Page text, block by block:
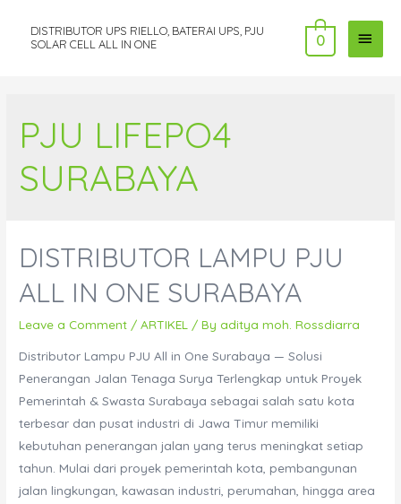
DISTRIBUTOR UPS RIELLO, BATERAI UPS, PJU
SOLAR CELL ALL IN ONE
MAIN
0
PJU LIFEPO4
SURABAYA
DISTRIBUTOR LAMPU PJU
ALL IN ONE SURABAYA
Leave a Comment /ARTIKEL / Byaditya moh. Rossdiarra
Distributor Lampu PJU All in One Surabaya — Solusi
Penerangan Jalan Tenaga Surya Terlengkap untuk Proyek
Pemerintah & Swasta Surabaya sebagai salah satu kota
terbesar dan pusat industri di Jawa Timur memiliki
kebutuhan penerangan jalan yang terus meningkat setiap
tahun. Mulai dari proyek pemerintah kota, pembangunan
jalan lingkungan, kawasan industri, perumahan, hingga area